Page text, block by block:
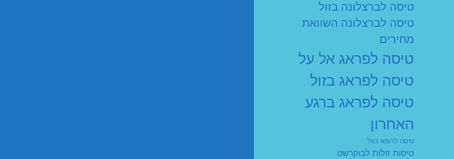
טיסה לברצלונה בזול
טיסה לברצלונה השוואת
מחירים
טיסה לפראג אל על
טיסה לפראג בזול
טיסה לפראג ברגע
האחרון
טיסה לרומא בזול
טיסות זולות לבוקרשט